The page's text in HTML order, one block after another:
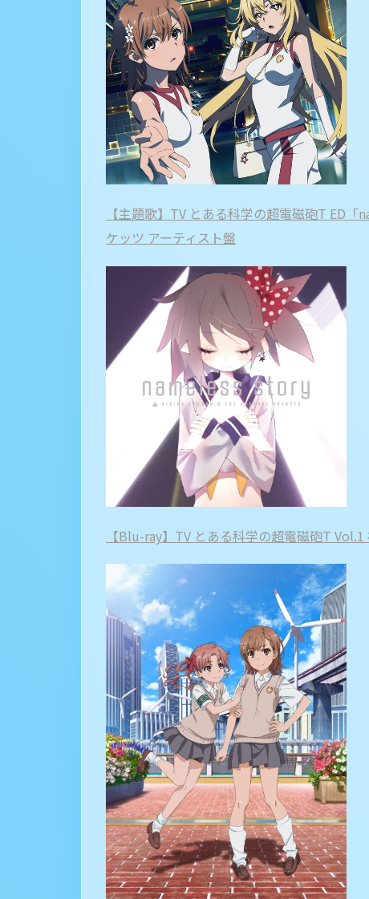
【主題歌】TV とある科学の超電磁砲T ED
ケッツ アーティスト盤
【Blu-ray】TV とある科学の超電磁砲T